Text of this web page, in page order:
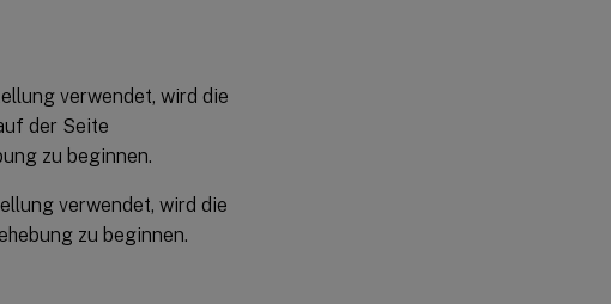
verwendet, wird die
der Seite
zu beginnen.
verwendet, wird die
zu beginnen.